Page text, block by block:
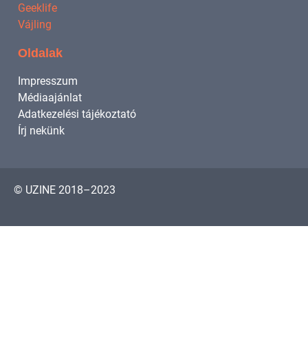
Geeklife
Vájling
Oldalak
Impresszum
Médiaajánlat
Adatkezelési tájékoztató
Írj nekünk
© UZINE 2018–2023